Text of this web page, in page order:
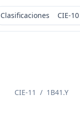
Clasificaciones CIE-10
CIE-11 / 1B41.Y